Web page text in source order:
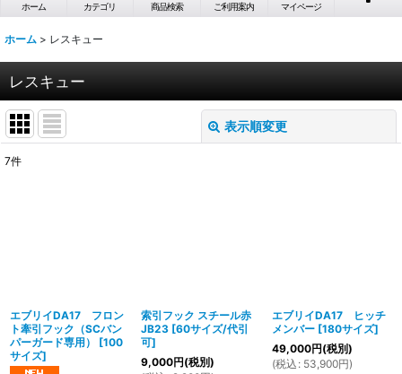
ホーム カテゴリ 商品検索 ご利用案内 マイページ
ホーム > レスキュー
レスキュー
表示順変更
絞り込む
7件
エブリイDA17 フロン
ト牽引フック（SCバン
パーガード専用）
[100
サイズ]
索引フック スチール赤
JB23 [60サイズ/代引
可]
9,000円(税別)
エブリイDA17 ヒッチ
メンバー [180サイズ]
49,000円(税別)
(税込 : 53,900円)